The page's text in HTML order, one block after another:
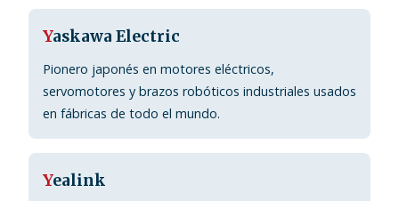
Yaskawa Electric
Pionero japonés en motores eléctricos,
servomotores y brazos robóticos industriales usados
en fábricas de todo el mundo.
Yealink